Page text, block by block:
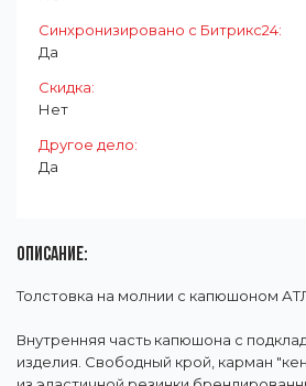
Синхронизировано с Битрикс24:
Да
Скидка:
Нет
Другое дело:
Да
ОПИСАНИЕ:
Толстовка на молнии с капюшоном
Внутренняя часть капюшона с
изделия. Свободный крой, карман